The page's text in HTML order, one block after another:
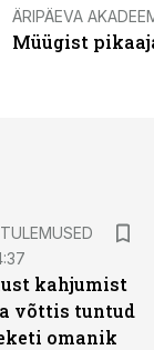
ÄRIPÄEVA
Müügist
kahjumist
võttis tuntud
omanik